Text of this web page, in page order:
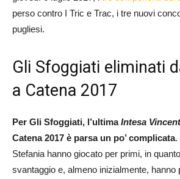
perso contro I Tric e Trac, i tre nuovi
pugliesi.
Gli Sfoggiati eliminati
a Catena 2017
Per Gli Sfoggiati, l’ultimaIntesa
Catena 2017 è parsa un po’ complicata.
Stefania hanno giocato per primi, in
svantaggio e, almeno inizialmente, hanno